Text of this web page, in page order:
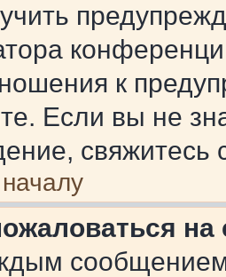
к
Если вы не
сообщением